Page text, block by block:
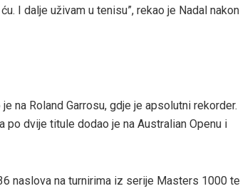
I dalje uživam u tenisu”, rekao je Nadal nakon
na Roland Garrosu, gdje je apsolutni rekorder.
po dvije titule dodao je na Australian Openu i
naslova na turnirima iz serije Masters 1000 te